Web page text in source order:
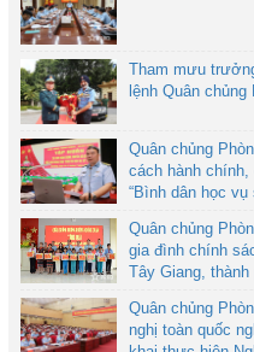
Tham mưu
lệnh Quân chủng
Quân chủng
cách hành chính,
“Bình dân học vụ
Quân chủng
gia đình chính
Tây Giang,
Quân chủng
nghị toàn quốc